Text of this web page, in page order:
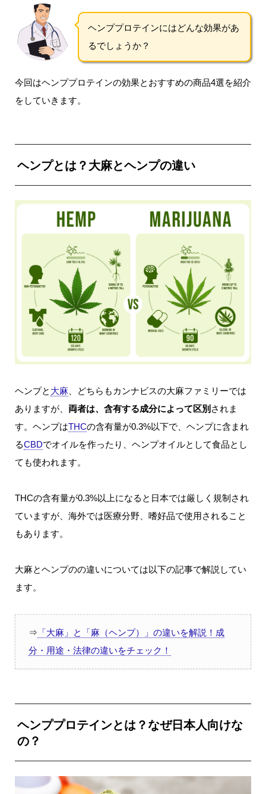
ヘンププロテインにはどんな効果があ
るでしょうか？
今回はヘンププロテインの効果とおすすめの商品4選を紹介
をしていきます。
ヘンプとは？大麻とヘンプの違い
ヘンプと 大麻、どちらもカンナビスの大麻ファミリーでは
ありますが、 両者は、含有する成分によって区別 されま
す。ヘンプはTHCの含有量が0.3%以下で、ヘンプに含まれ
るCBDでオイルを作ったり、ヘンプオイルとして食品とし
ても使われます。
THCの含有量が0.3%以上になると日本では厳しく規制され
ていますが、海外では医療分野、嗜好品で使用されること
もあります。
大麻とヘンプのの違いについては以下の記事で解説してい
ます。
⇒ 「大麻」と「麻（ヘンプ）」の違いを解説！成
分・用途・法律の違いをチェック！
ヘンププロテインとは？なぜ日本人向けな
の？